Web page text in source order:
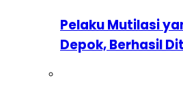
Pelaku Mutilasi
Depok, Berhasil